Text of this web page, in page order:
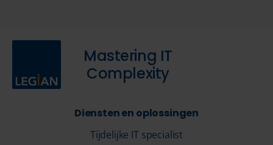
Mastering IT
Complexity
Diensten en oplossingen
Tijdelijke IT specialist